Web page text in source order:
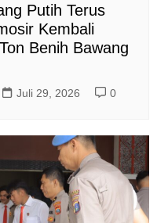
Putih Terus
Kembali
Benih Bawang
Juli 29, 2026 0